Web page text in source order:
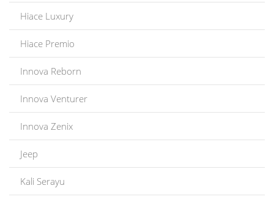
Hiace Luxury
Hiace Premio
Innova Reborn
Innova Venturer
Innova Zenix
Jeep
Kali Serayu